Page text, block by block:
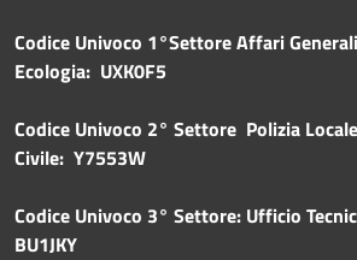
Codice Univoco 1°Settore Affari
Ecologia: UXK0F5
Codice Univoco 2° Settore Polizia
Civile: Y7553W
Codice Univoco 3° Settore: Ufficio
BU1JKY